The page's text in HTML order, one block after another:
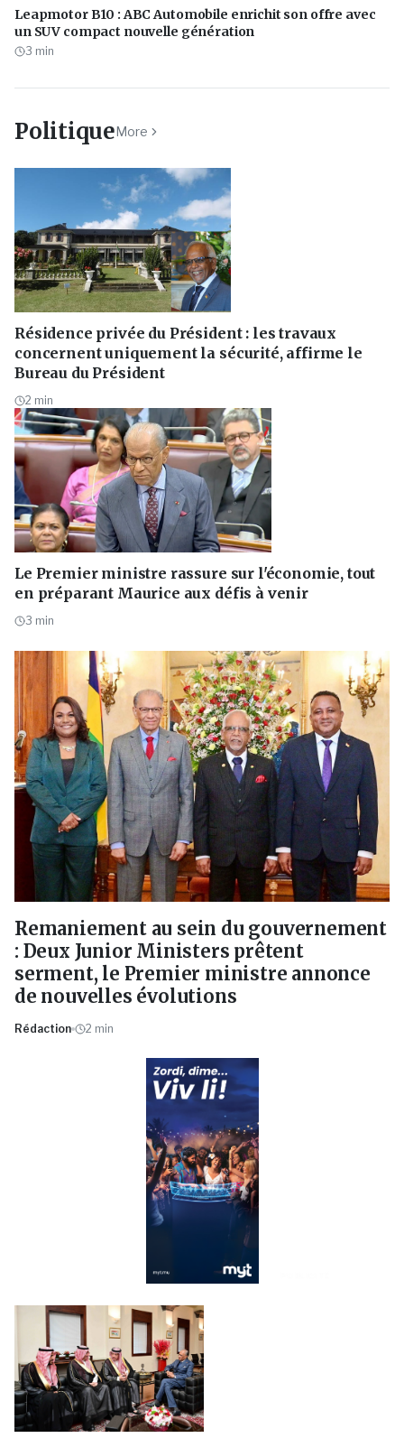
Leapmotor B10 : ABC Automobile enrichit son offre avec
un SUV compact nouvelle génération
3 min
PolitiqueMore
Résidence privée du Président : les travaux
concernent uniquement la sécurité, affirme le
Bureau du Président
2 min
Le Premier ministre rassure sur l'économie, tout
en préparant Maurice aux défis à venir
3 min
Remaniement au sein du gouvernement
: Deux Junior Ministers prêtent
serment, le Premier ministre annonce
de nouvelles évolutions
Rédaction 2 min